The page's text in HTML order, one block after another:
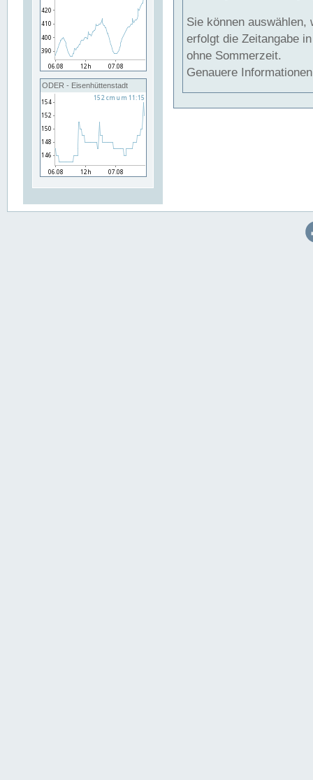
ODER - Eisenhüttenstadt
Sie können auswählen,
erfolgt die Zeitangabe
ohne Sommerzeit.
Genauere